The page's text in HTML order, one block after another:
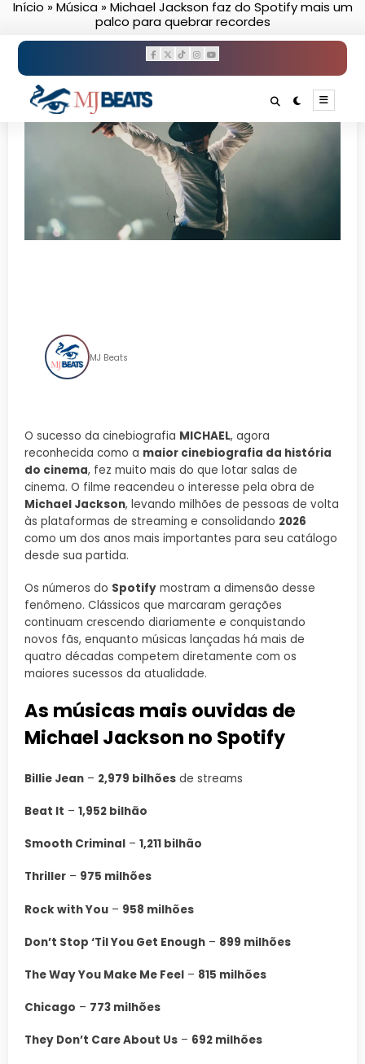
PularInício »Música»Michael Jackson faz do Spotify mais um
palco para quebrar recordes
MJ Beats
O sucesso da cinebiografia MICHAEL, agora
reconhecida como a maior cinebiografia da história
do cinema, fez muito mais do que lotar salas de
cinema. O filme reacendeu o interesse pela obra de
Michael Jackson, levando milhões de pessoas de volta
às plataformas de streaming e consolidando 2026
como um dos anos mais importantes para seu catálogo
desde sua partida.
Os números do Spotify mostram a dimensão desse
fenômeno. Clássicos que marcaram gerações
continuam crescendo diariamente e conquistando
novos fãs, enquanto músicas lançadas há mais de
quatro décadas competem diretamente com os
maiores sucessos da atualidade.
As músicas mais ouvidas de
Michael Jackson no Spotify
Billie Jean – 2,979 bilhões de streams
Beat It – 1,952 bilhão
Smooth Criminal – 1,211 bilhão
Thriller – 975 milhões
Rock with You – 958 milhões
Don’t Stop ‘Til You Get Enough – 899 milhões
The Way You Make Me Feel – 815 milhões
Chicago – 773 milhões
They Don’t Care About Us – 692 milhões